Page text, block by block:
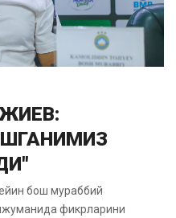
бош мураббий
фикрларини